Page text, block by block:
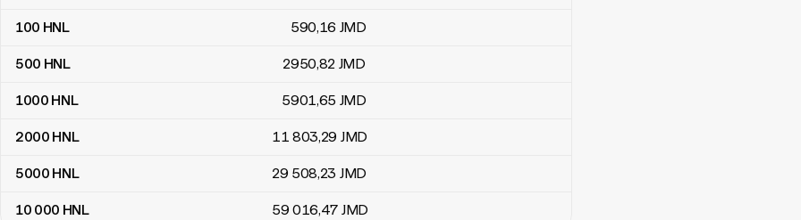
100 HNL 590,16 JMD
500 HNL 2950,82 JMD
1000 HNL 5901,65 JMD
2000 HNL 11 803,29 JMD
5000 HNL 29 508,23 JMD
10 000 HNL 59 016,47 JMD